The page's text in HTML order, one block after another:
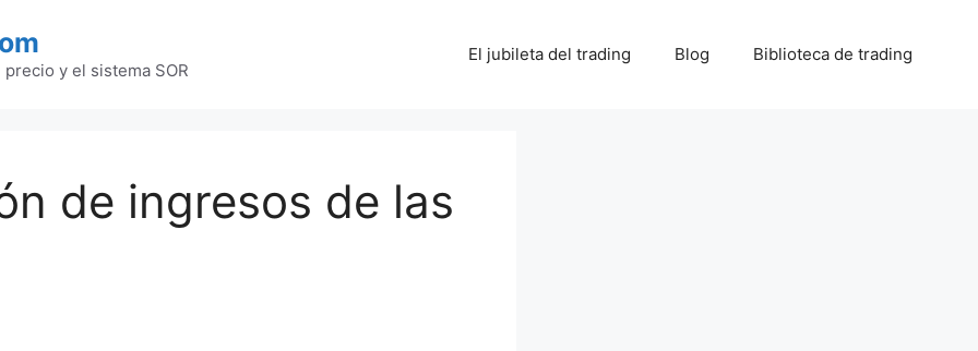
y el sistema SOR
El jubileta del trading Blog Biblioteca de trading
de ingresos de las